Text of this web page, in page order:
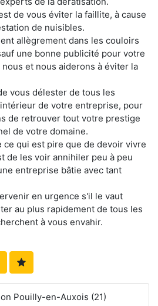
de vous éviter la faillite, à cause
de nuisibles.
allègrement dans les couloirs
une bonne publicité pour votre
et nous aiderons à éviter la
vous délester de tous les
de votre entreprise, pour
de retrouver tout votre prestige
de votre domaine.
ce qui est pire que de devoir vivre
de les voir annihiler peu à peu
entreprise bâtie avec tant
en urgence s'il le vaut
au plus rapidement de tous les
à vous envahir.
Pouilly-en-Auxois (21)